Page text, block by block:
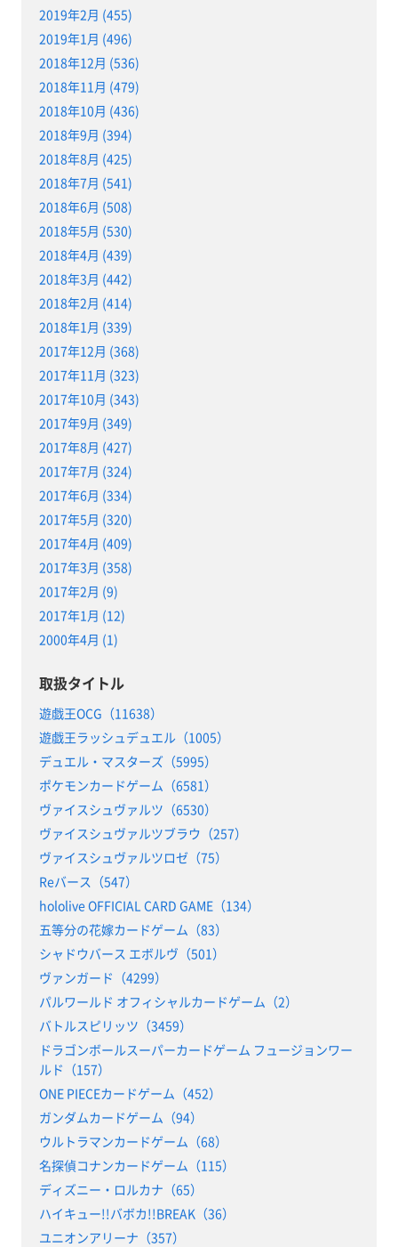
2019年2月 (455)
2019年1月 (496)
2018年12月 (536)
2018年11月 (479)
2018年10月 (436)
2018年9月 (394)
2018年8月 (425)
2018年7月 (541)
2018年6月 (508)
2018年5月 (530)
2018年4月 (439)
2018年3月 (442)
2018年2月 (414)
2018年1月 (339)
2017年12月 (368)
2017年11月 (323)
2017年10月 (343)
2017年9月 (349)
2017年8月 (427)
2017年7月 (324)
2017年6月 (334)
2017年5月 (320)
2017年4月 (409)
2017年3月 (358)
2017年2月 (9)
2017年1月 (12)
2000年4月 (1)
取扱タイトル
遊戯王OCG（11638）
遊戯王ラッシュデュエル（1005）
デュエル・マスターズ（5995）
ポケモンカードゲーム（6581）
ヴァイスシュヴァルツ（6530）
ヴァイスシュヴァルツブラウ（257）
ヴァイスシュヴァルツロゼ（75）
Reバース（547）
hololive OFFICIAL CARD GAME（134）
五等分の花嫁カードゲーム（83）
シャドウバース エボルヴ（501）
ヴァンガード（4299）
パルワールド オフィシャルカードゲーム（2）
バトルスピリッツ（3459）
ドラゴンボールスーパーカードゲーム フュージョンワー
ルド（157）
ONE PIECEカードゲーム（452）
ガンダムカードゲーム（94）
ウルトラマンカードゲーム（68）
名探偵コナンカードゲーム（115）
ディズニー・ロルカナ（65）
ハイキュー!!バボカ!!BREAK（36）
ユニオンアリーナ（357）